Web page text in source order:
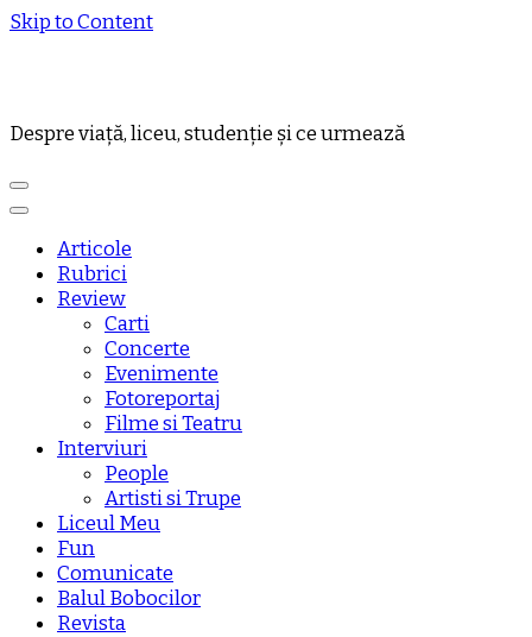
Skip to Content
Despre viață, liceu, studenție și ce urmează
Articole
Rubrici
Review
Carti
Concerte
Evenimente
Fotoreportaj
Filme si Teatru
Interviuri
People
Artisti si Trupe
Liceul Meu
Fun
Comunicate
Balul Bobocilor
Revista